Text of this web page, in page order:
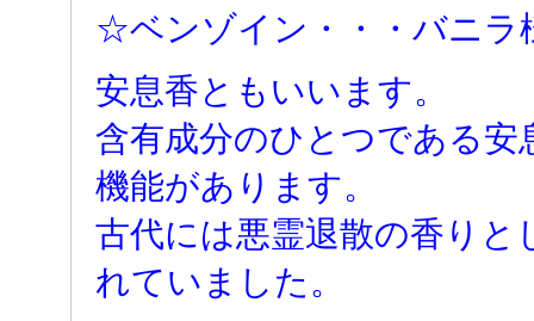
☆ベンゾイン・・・バニラ
安息香ともいいます。
含有成分のひとつである安
機能があります。
古代には悪霊退散の香りと
れていました。